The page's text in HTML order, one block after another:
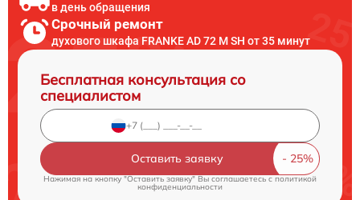
в день обращения
Срочный ремонт
духового шкафа FRANKE AD 72 M SH от 35 минут
Бесплатная консультация со
специалистом
Оставить заявку
Нажимая на кнопку "Оставить заявку" Вы соглашаетесь cполитикой
конфиденциальности